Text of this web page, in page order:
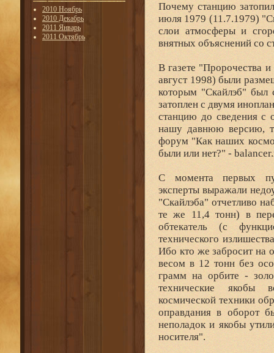
2010 Ноябрь
2010 Декабрь
2011 Январь
2011 Октябрь
Почему станцию
июля 1979 (11.7.1979)
слои атмосферы и
внятных объяснений
В газете "Пророчества
август 1998) были
которым "Скайлэб" был
затоплен с двумя
станцию до сведения с
нашу давнюю версию,
форум "Как наших
были или нет?" -
С момента первых
эксперты выражали
"Скайлэба" отчетливо
те же 11,4 тонн) в
обтекатель (с
технического
Ибо кто же забросит на
весом в 12 тонн без
грамм на орбите -
технические якобы
космической техники
оправдания в оборот
неполадок и якобы
носителя".